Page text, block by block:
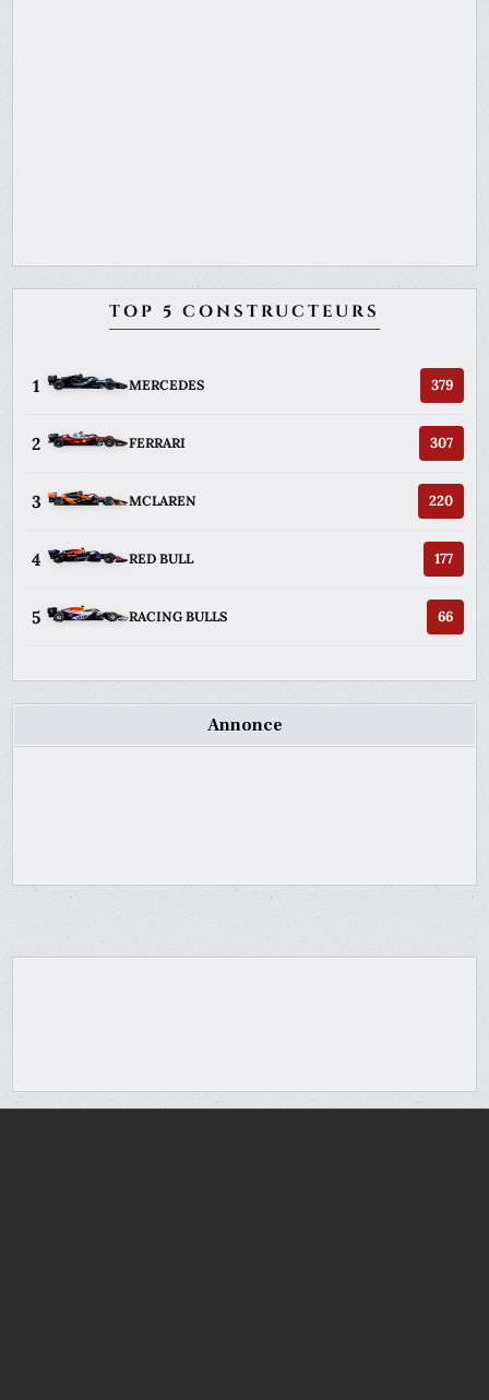
TOP 5 CONSTRUCTEURS
1 MERCEDES 379
2 FERRARI 307
3 MCLAREN 220
4 RED BULL 177
5 RACING BULLS 66
Annonce